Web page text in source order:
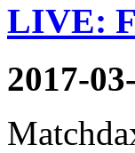
LIVE:
2017-